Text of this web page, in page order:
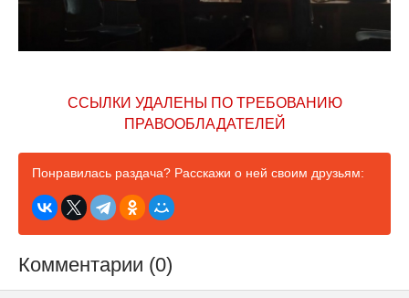
ССЫЛКИ УДАЛЕНЫ ПО ТРЕБОВАНИЮ
ПРАВООБЛАДАТЕЛЕЙ
Понравилась раздача? Расскажи о ней своим друзьям:
Комментарии (0)